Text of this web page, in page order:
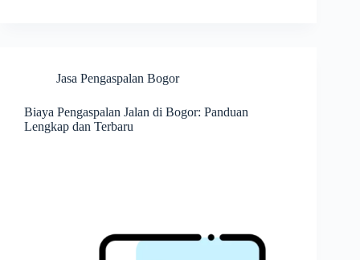
Jasa Pengaspalan Bogor
Biaya Pengaspalan Jalan di Bogor: Panduan
Lengkap dan Terbaru